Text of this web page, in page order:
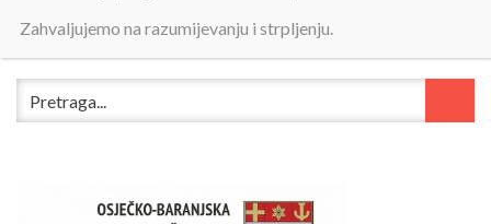
Zahvaljujemo na razumijevanju i strpljenju.